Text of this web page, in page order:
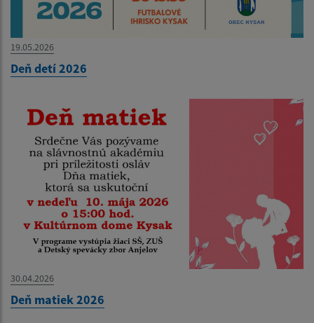
19.05.2026
Deň detí 2026
30.04.2026
Deň matiek 2026